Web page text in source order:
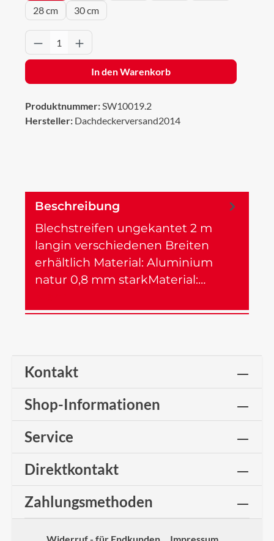
28 cm
30 cm
Produkt Anzahl: Gib den gewünschten
In den Warenkorb
Produktnummer:SW10019.2
Hersteller: Dachdeckerversand2014
Beschreibung
Blechstreifen ungekantet 2 m
langin verschiedenen Breiten
erhältlich Material: Aluminium
natur 0,8 mm starkMaterial:…
Kontakt
Shop-Informationen
Service
Direktkontakt
Zahlungsmethoden